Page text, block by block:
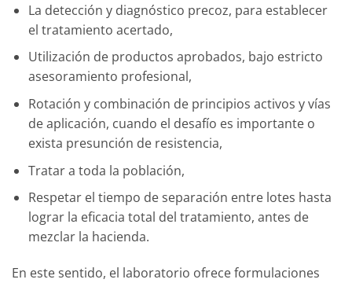
La detección y diagnóstico precoz, para establecer
el tratamiento acertado,
Utilización de productos aprobados, bajo estricto
asesoramiento profesional,
Rotación y combinación de principios activos y vías
de aplicación, cuando el desafío es importante o
exista presunción de resistencia,
Tratar a toda la población,
Respetar el tiempo de separación entre lotes hasta
lograr la eficacia total del tratamiento, antes de
mezclar la hacienda.
En este sentido, el laboratorio ofrece formulaciones